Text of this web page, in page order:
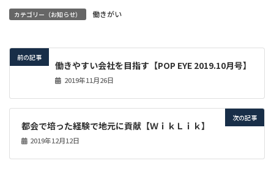
カテゴリー（お知らせ） 働きがい
前の記事
働きやすい会社を目指す【POP EYE 2019.10月号】
2019年11月26日
次の記事
都会で培った経験で地元に貢献【ＷｉｋＬｉｋ】
2019年12月12日